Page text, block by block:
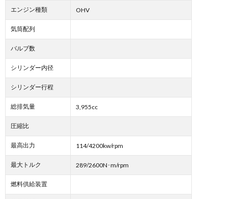
エンジン種類 OHV
気筒配列
バルブ数
シリンダー内径
シリンダー行程
総排気量 3,955cc
圧縮比
最高出力 114/4200kw/rpm
最大トルク 289/2600N･m/rpm
燃料供給装置